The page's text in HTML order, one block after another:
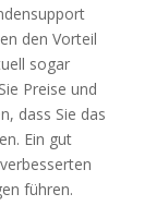
den Vorteil
sogar
Preise und
dass Sie das
Ein gut
führen.